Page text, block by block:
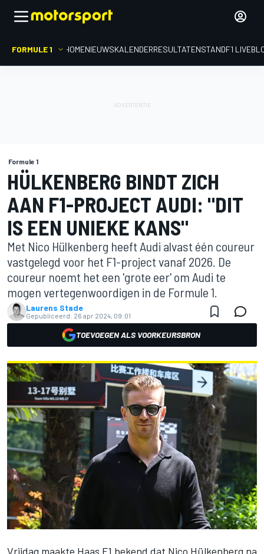
FORMULE 1 HOMENIEUWSKALENDERRESULTATENSTANDF1
Formule 1
HÜLKENBERG BINDT ZICH
AAN F1-PROJECT AUDI: "DIT
IS EEN UNIEKE KANS"
Met Nico Hülkenberg heeft Audi alvast één coureur
vastgelegd voor het F1-project vanaf 2026. De
coureur noemt het een 'grote eer' om Audi te
mogen vertegenwoordigen in de Formule 1.
Laurens Stade
Gepubliceerd: 26 apr 2024, 09:01
TOEVOEGEN ALS VOORKEURSBRON
Vrijdag maakte Haas F1 bekend dat Nico Hülkenberg na